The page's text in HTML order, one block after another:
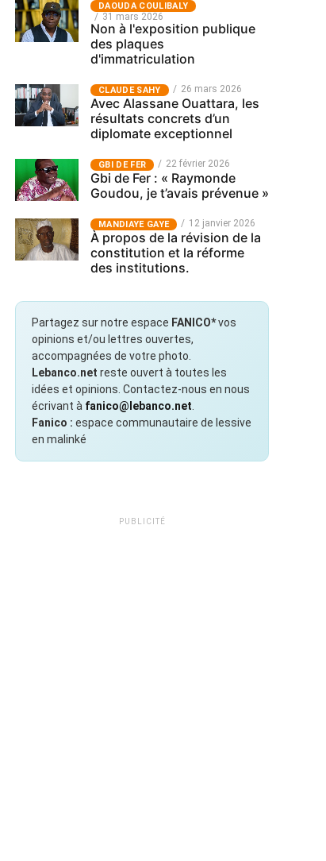
‎DAOUDA COULIBALY
31 mars 2026
Non à l'exposition publique
des plaques
d'immatriculation
CLAUDE SAHY 26 mars 2026
Avec Alassane Ouattara, les
résultats concrets d’un
diplomate exceptionnel
GBI DE FER 22 février 2026
Gbi de Fer : « Raymonde
Goudou, je t’avais prévenue »
MANDIAYE GAYE 12 janvier 2026
À propos de la révision de la
constitution et la réforme
des institutions.
Partagez sur notre espace FANICO*vos
opinions et/ou lettres ouvertes,
accompagnées de votre photo.
Lebanco.net reste ouvert à toutes les
idées et opinions. Contactez-nous en nous
écrivant à fanico@lebanco.net
Fanico : espace communautaire de lessive
en malinké
PUBLICITÉ